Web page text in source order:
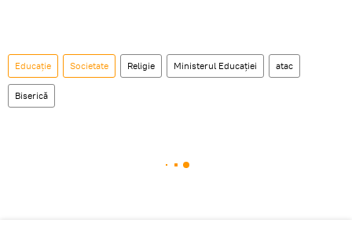
Educație Societate Religie Ministerul Educației atac
Biserică